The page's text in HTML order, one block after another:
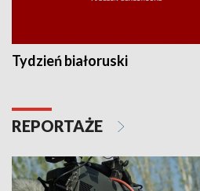
Tydzień białoruski
REPORTAŻE